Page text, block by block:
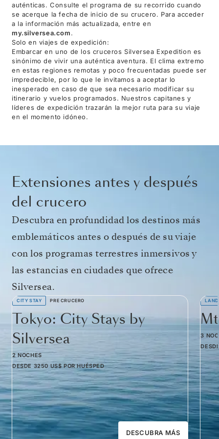
auténticas. Consulte el programa de su recorrido cuando
se acerque la fecha de inicio de su crucero. Para acceder
a la información más actualizada, entre en
my.silversea.com.
Solo en viajes de expedición:
Embarcar en uno de los cruceros Silversea Expedition es
sinónimo de vivir una auténtica aventura. El clima extremo
en estas regiones remotas y poco frecuentadas puede ser
impredecible, por lo que le invitamos a aceptar lo
inesperado en caso de que sea necesario modificar su
itinerario y vuelos programados. Nuestros capitanes y
líderes de expedición trazarán la mejor ruta para su viaje
en el momento idóneo.
Extensiones antes y después
del crucero
Descubra en profundidad los destinos más
emblemáticos antes o después de su viaje
con los programas terrestres inmersivos y
las estancias en ciudades que ofrece
Silversea.
CITY STAY PRE CRUCERO
Tokyo: City Stays by
Silversea
2 NOCHES
DESDE 3250 US$ POR HUÉSPED
DESCUBRA MÁS
3